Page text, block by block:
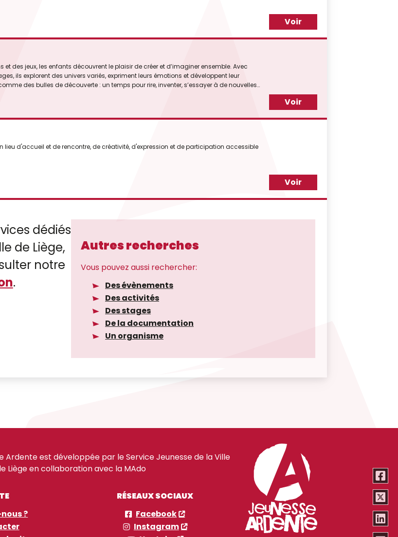
Voir
et des jeux, les enfants découvrent le plaisir de créer et d’imaginer ensemble. Avec
ils explorent des univers variés, expriment leurs émotions et développent leur
Voir
lieu d'accueil et de rencontre, de créativité, d'expression et de participation accessible
Voir
dédiés
de Liège,
notre
.
Autres recherches
Vous pouvez aussi rechercher:
Des évènements
Des activités
Des stages
De la documentation
Un organisme
Ardente est développée par le Service Jeunesse de la Ville
Liège en collaboration avec la MAdo
?
RÉSEAUX SOCIAUX
Facebook
Instagram